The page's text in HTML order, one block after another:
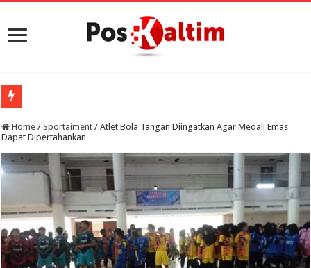
Home / Sportaiment / Atlet Bola Tangan Diingatkan Agar Medali Emas
Dapat Dipertahankan